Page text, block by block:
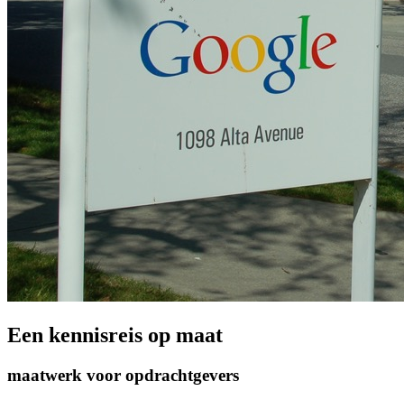
Een kennisreis op maat
maatwerk voor opdrachtgevers